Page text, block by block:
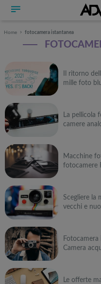
Home fotocamera istantanea
Il ritorno
mille foto
La pellicola
camere
Macchine
fotocamere
Scegliere la
vecchi e
Camera
Le offerte